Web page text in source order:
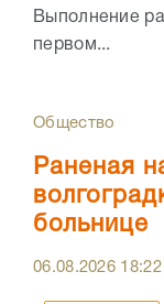
Выполнение
первом...
Общество
Раненая
больнице
06.08.2026 18:22